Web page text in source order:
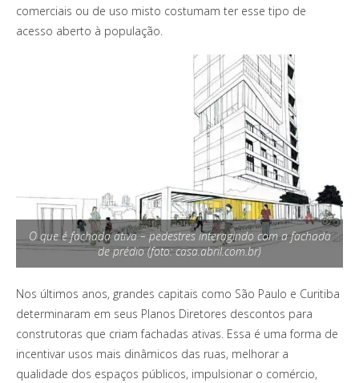
comerciais ou de uso misto costumam ter esse tipo de
acesso aberto à população.
O que é fachada ativa – pedestres interagindo com a fachada
de prédio (foto: casa.abril.com.br)
Nos últimos anos, grandes capitais como São Paulo e Curitiba
determinaram em seus Planos Diretores descontos para
construtoras que criam fachadas ativas. Essa é uma forma de
incentivar usos mais dinâmicos das ruas, melhorar a
qualidade dos espaços públicos, impulsionar o comércio,